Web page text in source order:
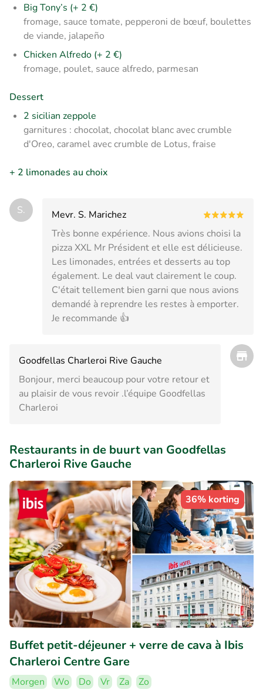
Big Tony’s (+ 2 €)
fromage, sauce tomate, pepperoni de bœuf, boulettes
de viande, jalapeño
Chicken Alfredo (+ 2 €)
fromage, poulet, sauce alfredo, parmesan
Dessert
2 sicilian zeppole
garnitures : chocolat, chocolat blanc avec crumble
d'Oreo, caramel avec crumble de Lotus, fraise
+ 2 limonades au choix
S.
Mevr. S. Marichez
Très bonne expérience. Nous avions choisi la
pizza XXL Mr Président et elle est délicieuse.
Les limonades, entrées et desserts au top
également. Le deal vaut clairement le coup.
C'était tellement bien garni que nous avions
demandé à reprendre les restes à emporter.
Je recommande 👍
Goodfellas Charleroi Rive Gauche
Bonjour, merci beaucoup pour votre retour et
au plaisir de vous revoir .l’équipe Goodfellas
Charleroi
Restaurants in de buurt van Goodfellas
Charleroi Rive Gauche
36% korting
Buffet petit-déjeuner + verre de cava à Ibis
Charleroi Centre Gare
Morgen Wo Do Vr Za
Zo